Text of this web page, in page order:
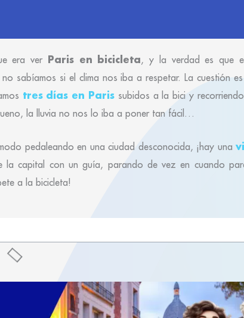
era ver Paris en bicicleta, y la verdad es que
sabíamos si el clima nos iba a respetar. La cuestión
tres días en Paris subidos a la bici y
la lluvia no nos lo iba a poner tan fácil…
pedaleando en una ciudad desconocida, ¡hay una
la capital con un guía, parando de vez en cuando
a la bicicleta!